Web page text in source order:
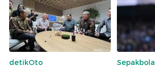
detikOto
Sepakbola